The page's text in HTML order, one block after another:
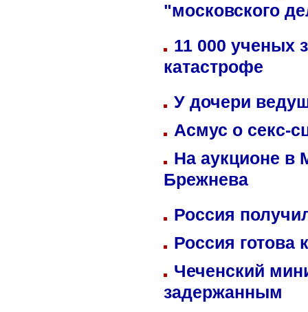
"московского
11 000 ученых
катастрофе
У дочери
Асмус о секс-
На аукционе в
Брежнева
Россия
Россия готова
Чеченский
задержанным